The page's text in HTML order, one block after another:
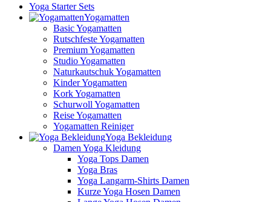
Yoga Starter Sets
Yogamatten
Basic Yogamatten
Rutschfeste Yogamatten
Premium Yogamatten
Studio Yogamatten
Naturkautschuk Yogamatten
Kinder Yogamatten
Kork Yogamatten
Schurwoll Yogamatten
Reise Yogamatten
Yogamatten Reiniger
Yoga Bekleidung
Damen Yoga Kleidung
Yoga Tops Damen
Yoga Bras
Yoga Langarm-Shirts Damen
Kurze Yoga Hosen Damen